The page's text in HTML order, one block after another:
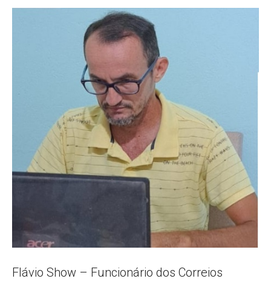
Popular
–
AL
Flávio Show – Funcionário dos Correios